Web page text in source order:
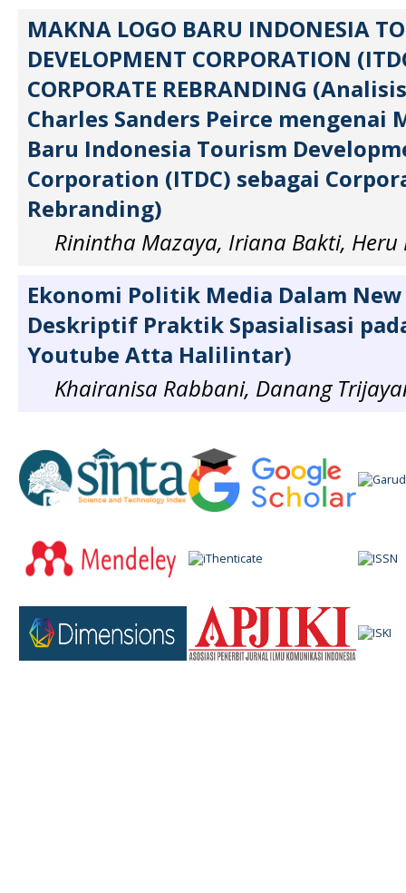
MAKNA LOGO BARU INDONESIA
DEVELOPMENT CORPORATION
CORPORATE REBRANDING
Charles Sanders Peirce mengenai
Baru Indonesia Tourism
Corporation (ITDC) sebagai
Rebranding)
Rinintha Mazaya, Iriana Bakti,
Ekonomi Politik Media Dalam
Deskriptif Praktik Spasialisasi
Youtube Atta Halilintar)
Khairanisa Rabbani, Danang